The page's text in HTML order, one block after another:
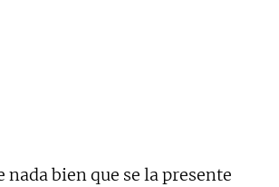
nada bien que se la presente